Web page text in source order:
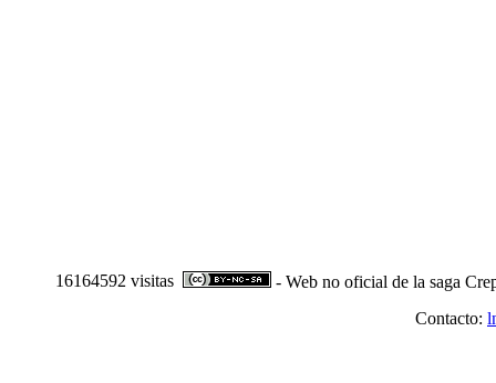
16164592 visitas
- Web no oficial de la saga
Contacto: